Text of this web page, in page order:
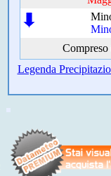
Compreso
Legenda